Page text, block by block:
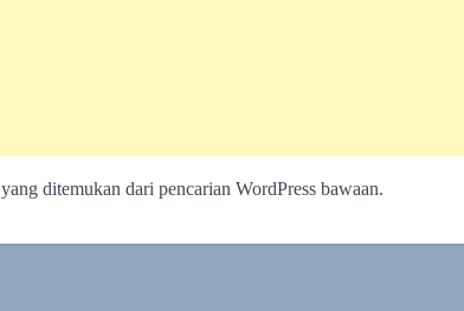
ditemukan dari pencarian WordPress bawaan.